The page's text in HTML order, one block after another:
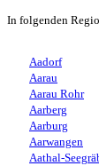
In folgenden
Aadorf
Aarau
Aarau Rohr
Aarberg
Aarburg
Aarwangen
Aathal-